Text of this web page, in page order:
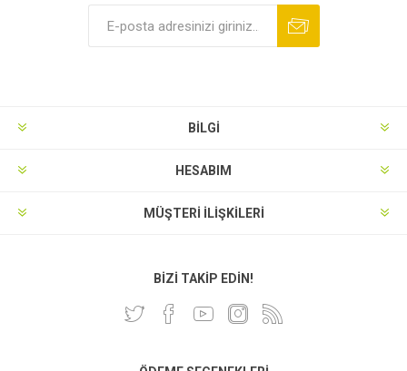
BILGI
HESABIM
MÜŞTERI İLIŞKILERI
BIZI TAKIP EDIN!